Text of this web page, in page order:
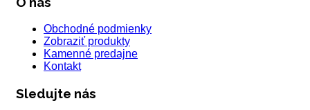
Obchodné podmienky
Zobraziť produkty
Kamenné predajne
Kontakt
Sledujte nás